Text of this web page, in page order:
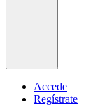
Accede
Regístrate